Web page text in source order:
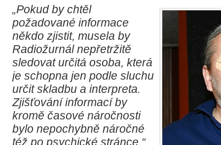
„Pokud by chtěl
požadované informace
někdo zjistit, musela by
Radiožurnál nepřetržitě
sledovat určitá osoba, která
je schopna jen podle sluchu
určit skladbu a interpreta.
Zjišťování informací by
kromě časové náročnosti
bylo nepochybně náročné
též po psychické stránce,“